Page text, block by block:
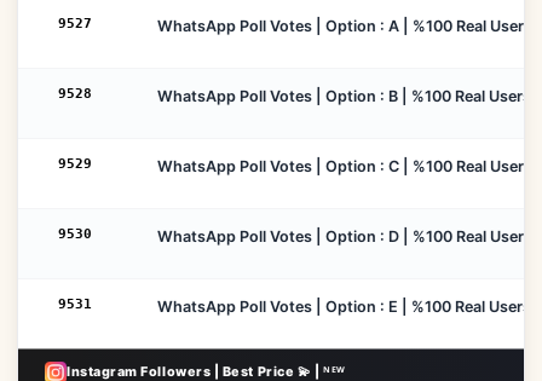
9527 WhatsApp Poll Votes | Option : A | %100 Real
9528 WhatsApp Poll Votes | Option : B | %100 Real
9529 WhatsApp Poll Votes | Option : C | %100 Real
9530 WhatsApp Poll Votes | Option : D | %100 Real
9531 WhatsApp Poll Votes | Option : E | %100 Real
Instagram Followers | Best Price 💫 | ᴺᴱᵂ